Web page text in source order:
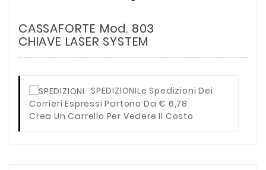
CASSAFORTE Mod. 803
CHIAVE LASER SYSTEM
SPEDIZIONILe Spedizioni Dei
Corrieri Espressi Partono Da € 6,78
Crea Un Carrello Per Vedere Il Costo